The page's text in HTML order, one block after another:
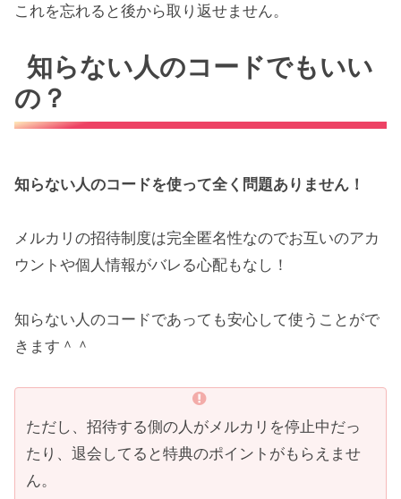
これを忘れると後から取り返せません。
知らない人のコードでもいい
の？
知らない人のコードを使って全く問題ありません！
メルカリの招待制度は完全匿名性なのでお互いのアカ
ウントや個人情報がバレる心配もなし！
知らない人のコードであっても安心して使うことがで
きます＾＾
ただし、招待する側の人がメルカリを停止中だっ
たり、退会してると特典のポイントがもらえませ
ん。